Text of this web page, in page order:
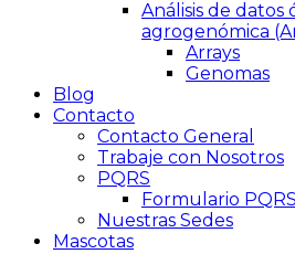
Análisis de datos
agrogenómica
Arrays
Genomas
Blog
Contacto
Contacto General
Trabaje con Nosotros
PQRS
Formulario PQRS
Nuestras Sedes
Mascotas